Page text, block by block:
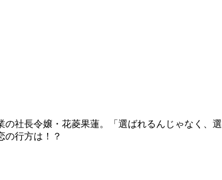
の社長令嬢・花菱果蓮。「選ばれるんじゃなく
の行方は！？